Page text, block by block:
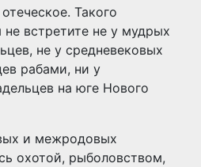
Такого
встретите не у мудрых
не у средневековых
рабами, ни у
на юге Нового
и межродовых
охотой, рыболовством,